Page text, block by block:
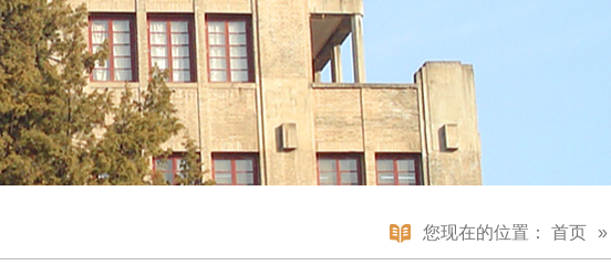
您现在的位置： 首页 »